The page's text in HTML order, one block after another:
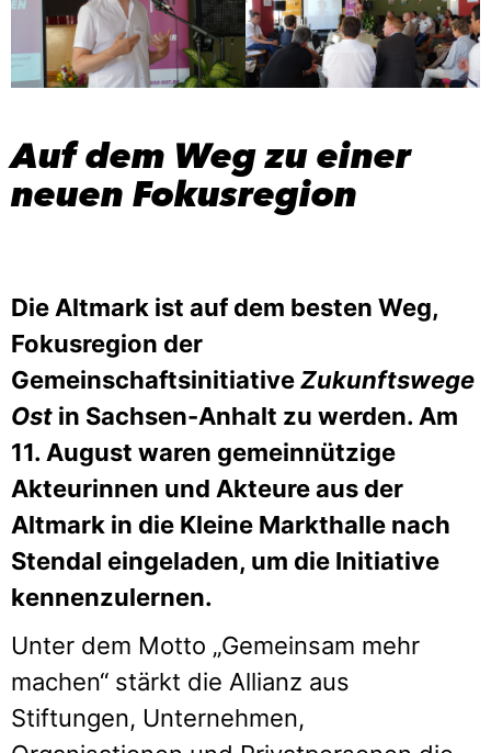
Auf dem Weg zu einer
neuen Fokusregion
Die Altmark ist auf dem besten Weg,
Fokusregion der
GemeinschaftsinitiativeZukunftswege
Ost in Sachsen-Anhalt zu werden. Am
11. August waren gemeinnützige
Akteurinnen und Akteure aus der
Altmark in die Kleine Markthalle nach
Stendal eingeladen, um die Initiative
kennenzulernen.
Unter dem Motto „Gemeinsam mehr
machen“ stärkt die Allianz aus
Stiftungen, Unternehmen,